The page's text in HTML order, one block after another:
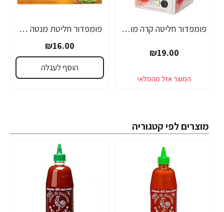
פומפדור חליטה קרה מוחיטו פירות יער 20 שקיקים - מבית POMDADOUR
₪19.00
פומפדור חליטת מנטה מרוקאית 20 שקיקים - מבית POMDADOUR
₪16.00
הוסף לעגלה
מוצרים לפי קטגוריה